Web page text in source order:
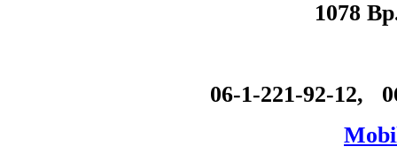
1078
06-1-221-92-12,